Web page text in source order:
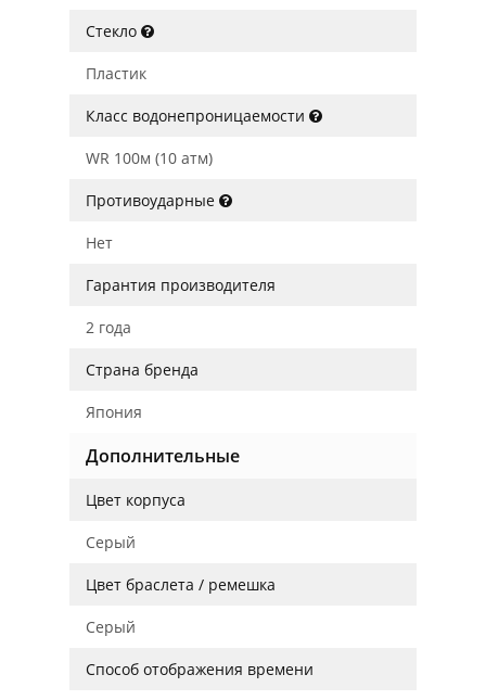
Стекло
Пластик
Класс водонепроницаемости
WR 100м (10 атм)
Противоударные
Нет
Гарантия производителя
2 года
Страна бренда
Япония
Дополнительные
Цвет корпуса
Серый
Цвет браслета / ремешка
Серый
Способ отображения времени